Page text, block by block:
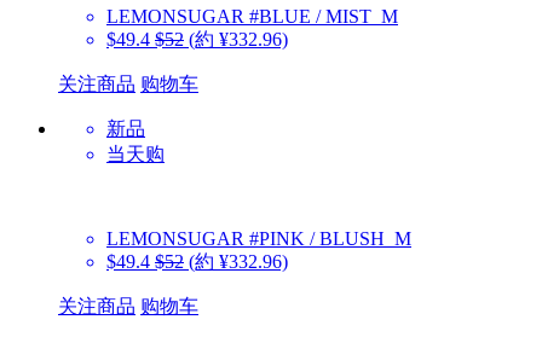
LEMONSUGAR #BLUE / MIST_M
$49.4 $52 (約 ¥332.96)
关注商品 购物车
新品
当天购
LEMONSUGAR #PINK / BLUSH_M
$49.4 $52 (約 ¥332.96)
关注商品 购物车